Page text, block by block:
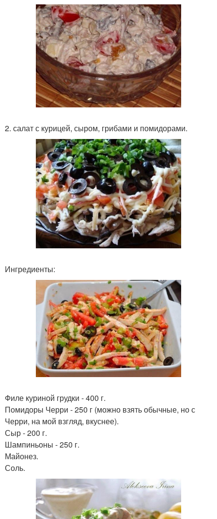
2. салат с курицей, сыром, грибами и помидорами.
Ингредиенты:
Филе куриной грудки - 400 г.
Помидоры Черри - 250 г (можно взять обычные, но с
Черри, на мой взгляд, вкуснее).
Сыр - 200 г.
Шампиньоны - 250 г.
Майонез.
Соль.